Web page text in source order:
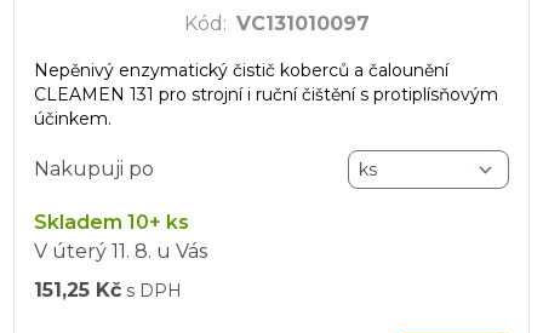
Kód : VC131010097
Nepěnivý enzymatický čistič koberců a čalounění
CLEAMEN 131 pro strojní i ruční čištění s protiplísňovým
účinkem.
Nakupuji po
Skladem 10+ ks
V úterý 11. 8. u Vás
151,25 Kč s DPH